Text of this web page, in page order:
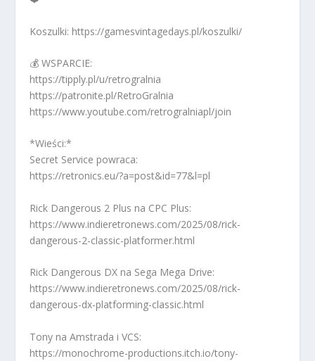
Koszulki: https://gamesvintagedays.pl/koszulki/
💰 WSPARCIE:
https://tipply.pl/u/retrogralnia
https://patronite.pl/RetroGralnia
https://www.youtube.com/retrogralniapl/join
*Wieści:*
Secret Service powraca:
https://retronics.eu/?a=post&id=77&l=pl
Rick Dangerous 2 Plus na CPC Plus:
https://www.indieretronews.com/2025/08/rick-
dangerous-2-classic-platformer.html
Rick Dangerous DX na Sega Mega Drive:
https://www.indieretronews.com/2025/08/rick-
dangerous-dx-platforming-classic.html
Tony na Amstrada i VCS:
https://monochrome-productions.itch.io/tony-